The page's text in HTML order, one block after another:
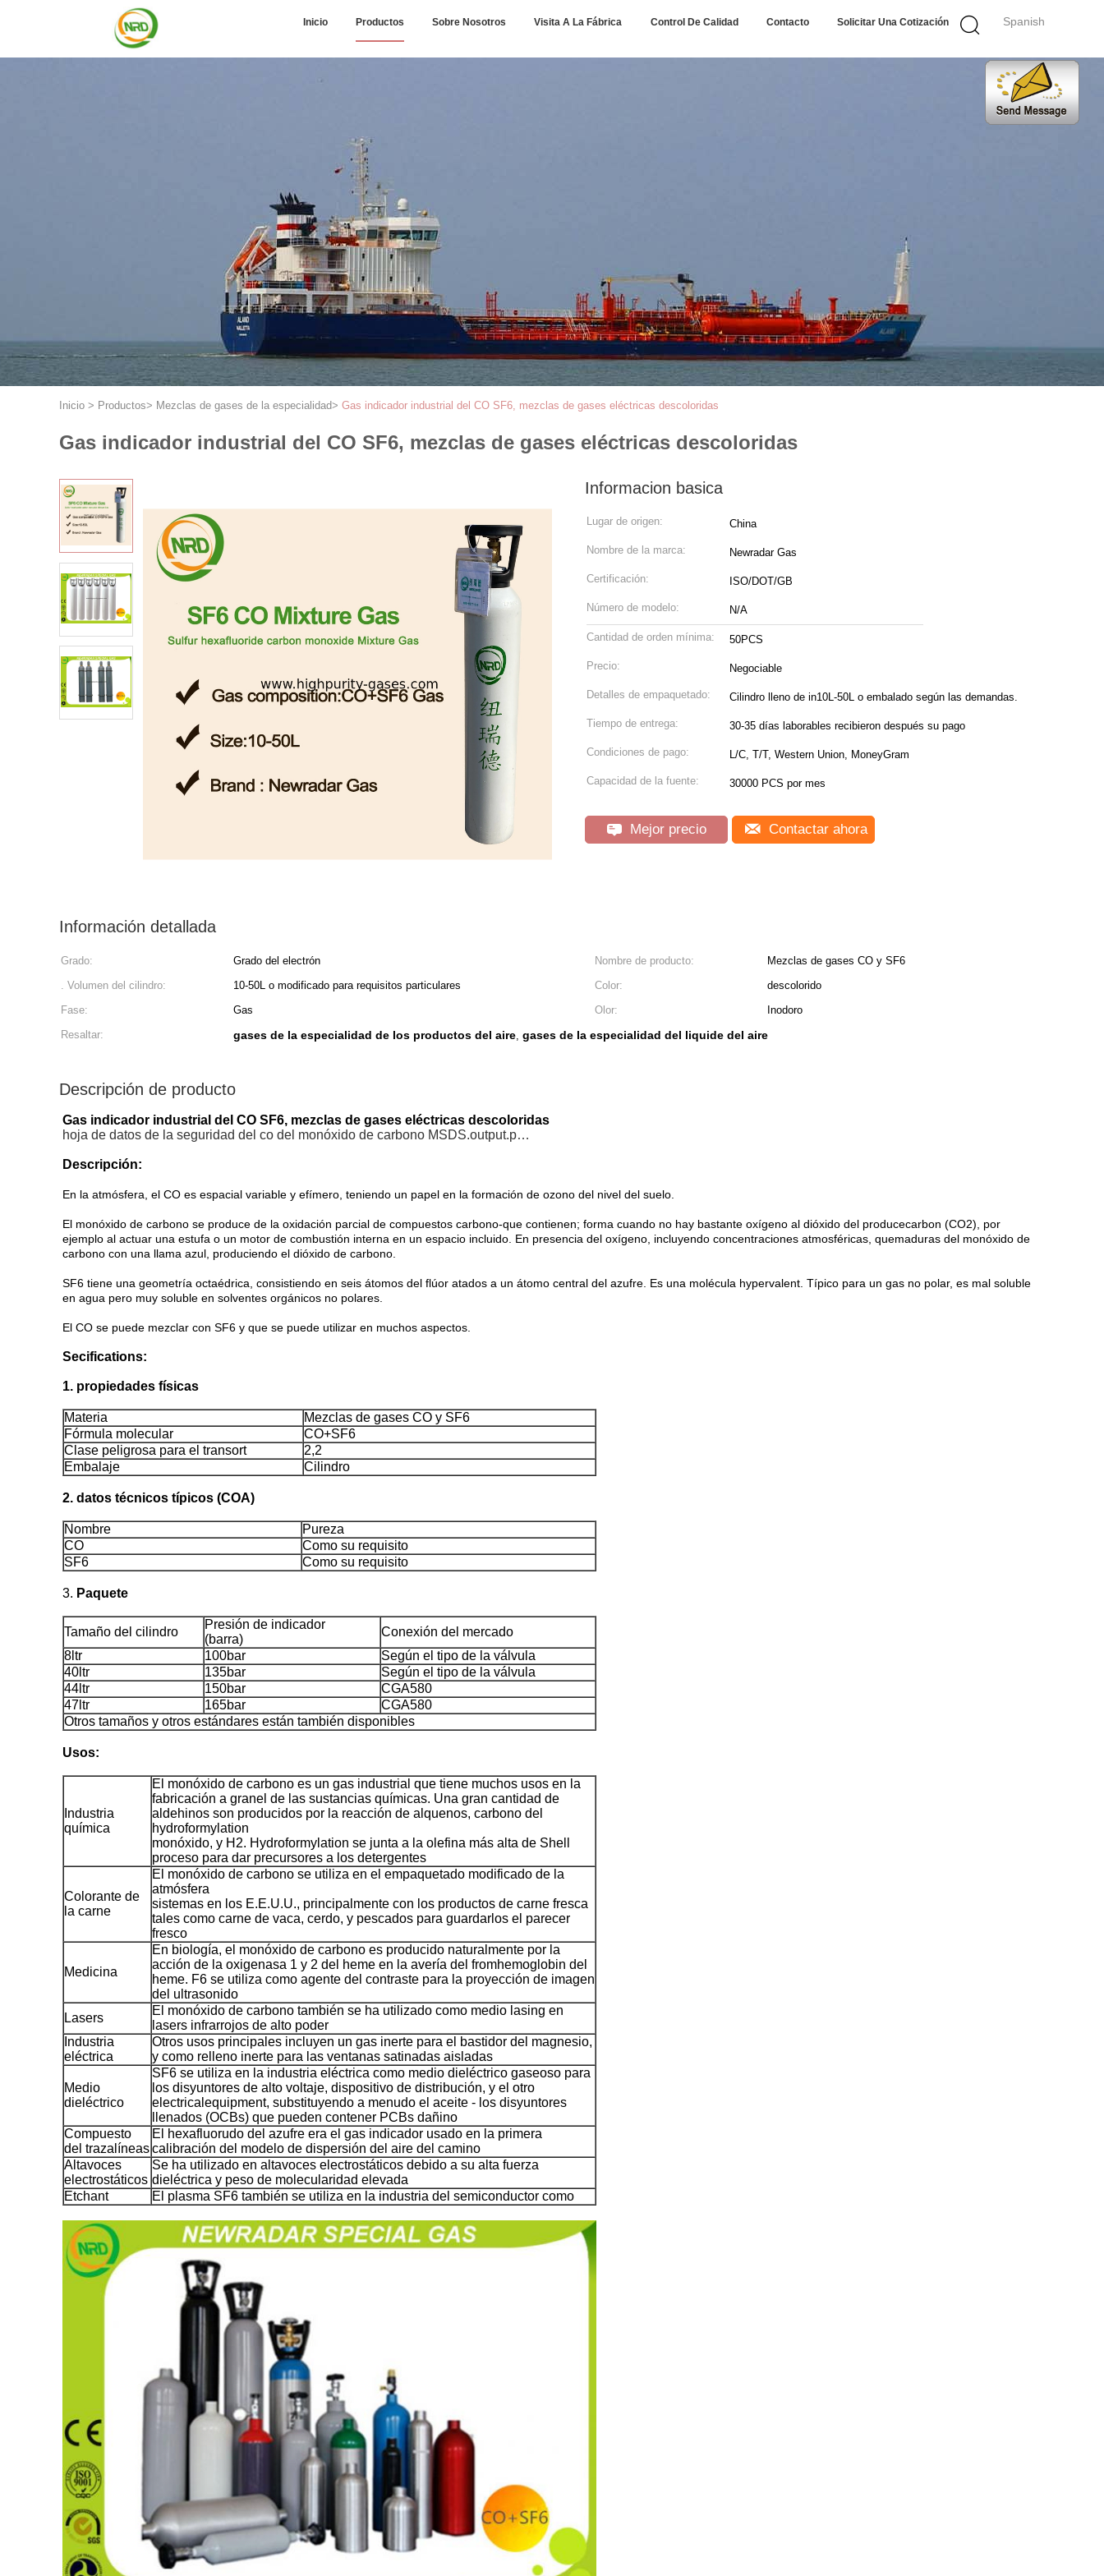
Spanish
Inicio Productos Sobre Nosotros Visita A La Fábrica Control De Calidad Contacto Solicitar Una Cotización
Inicio > Productos> Mezclas de gases de la especialidad> Gas indicador industrial del CO SF6, mezclas de gases eléctricas descoloridas
Gas indicador industrial del CO SF6, mezclas de gases eléctricas descoloridas
Informacion basica
Lugar de origen: China
Nombre de la marca: Newradar Gas
Certificación: ISO/DOT/GB
Número de modelo: N/A
Cantidad de orden mínima: 50PCS
Precio: Negociable
Detalles de empaquetado: Cilindro lleno de in10L-50L o embalado según las demandas.
Tiempo de entrega: 30-35 días laborables recibieron después su pago
Condiciones de pago: L/C, T/T, Western Union, MoneyGram
Capacidad de la fuente: 30000 PCS por mes
Mejor precio Contactar ahora
Información detallada
Grado: Grado del electrón Nombre de producto:
Mezclas de gases CO y SF6
. Volumen del cilindro:
10-50L o modificado para requisitos particulares Color:
descolorido
Fase:
Gas Olor:
Inodoro
Resaltar:
gases de la especialidad de los productos del aire, gases de la especialidad del liquide del aire
Descripción de producto
Gas indicador industrial del CO SF6, mezclas de gases eléctricas descoloridas
hoja de datos de la seguridad del co del monóxido de carbono MSDS.output.p…
Descripción:
En la atmósfera, el CO es espacial variable y efímero, teniendo un papel en la formación de ozono del nivel del suelo.
El monóxido de carbono se produce de la oxidación parcial de compuestos carbono-que contienen; forma cuando no hay bastante oxígeno al dióxido del producecarbon (CO2), por
ejemplo al actuar una estufa o un motor de combustión interna en un espacio incluido. En presencia del oxígeno, incluyendo concentraciones atmosféricas, quemaduras del monóxido de
carbono con una llama azul, produciendo el dióxido de carbono.
SF6 tiene una geometría octaédrica, consistiendo en seis átomos del flúor atados a un átomo central del azufre. Es una molécula hypervalent. Típico para un gas no polar, es mal soluble
en agua pero muy soluble en solventes orgánicos no polares.
El CO se puede mezclar con SF6 y que se puede utilizar en muchos aspectos.
Secifications:
1. propiedades físicas
Materia
Mezclas de gases CO y SF6
Fórmula molecular
CO+SF6
Clase peligrosa para el transort
2,2
Embalaje
Cilindro
2. datos técnicos típicos (COA)
Nombre
Pureza
CO
Como su requisito
SF6
Como su requisito
3. Paquete
Tamaño del cilindro
Presión de indicador
(barra)
Conexión del mercado
8ltr
100bar
Según el tipo de la válvula
40ltr
135bar
Según el tipo de la válvula
44ltr
150bar
CGA580
47ltr
165bar
CGA580
Otros tamaños y otros estándares están también disponibles
Usos:
Industria
química
El monóxido de carbono es un gas industrial que tiene muchos usos en la
fabricación a granel de las sustancias químicas. Una gran cantidad de
aldehinos son producidos por la reacción de alquenos, carbono del
hydroformylation
monóxido, y H2. Hydroformylation se junta a la olefina más alta de Shell
proceso para dar precursores a los detergentes
Colorante de
la carne
El monóxido de carbono se utiliza en el empaquetado modificado de la
atmósfera
sistemas en los E.E.U.U., principalmente con los productos de carne fresca
tales como carne de vaca, cerdo, y pescados para guardarlos el parecer
fresco
Medicina
En biología, el monóxido de carbono es producido naturalmente por la
acción de la oxigenasa 1 y 2 del heme en la avería del fromhemoglobin del
heme. F6 se utiliza como agente del contraste para la proyección de imagen
del ultrasonido
Lasers
El monóxido de carbono también se ha utilizado como medio lasing en
lasers infrarrojos de alto poder
Industria
eléctrica
Otros usos principales incluyen un gas inerte para el bastidor del magnesio,
y como relleno inerte para las ventanas satinadas aisladas
Medio
dieléctrico
SF6 se utiliza en la industria eléctrica como medio dieléctrico gaseoso para
los disyuntores de alto voltaje, dispositivo de distribución, y el otro
electricalequipment, substituyendo a menudo el aceite - los disyuntores
llenados (OCBs) que pueden contener PCBs dañino
Compuesto
del trazalíneas
El hexafluorudo del azufre era el gas indicador usado en la primera
calibración del modelo de dispersión del aire del camino
Altavoces
electrostáticos
Se ha utilizado en altavoces electrostáticos debido a su alta fuerza
dieléctrica y peso de molecularidad elevada
Etchant
El plasma SF6 también se utiliza en la industria del semiconductor como